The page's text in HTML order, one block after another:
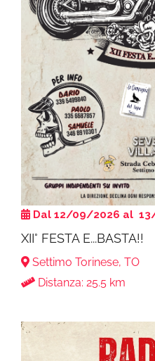
Dal 12/09/2026 al
XII° FESTA E...BASTA!!
Settimo Torinese, TO
Distanza: 25.5 km